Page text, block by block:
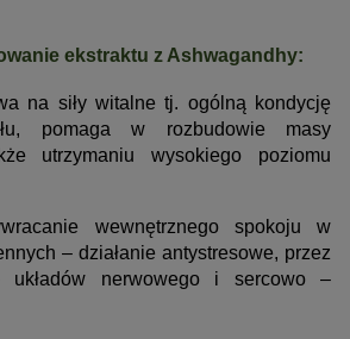
ekstraktu z Ashwagandhy:
na siły witalne tj. ogólną kondycję
pomaga w rozbudowie masy
utrzymaniu wysokiego poziomu
wewnętrznego spokoju w
– działanie antystresowe, przez
układów nerwowego i sercowo –